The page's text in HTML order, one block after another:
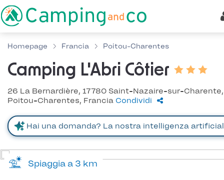
Homepage Francia Poitou-Charentes
Camping L'Abri Côtier
26 La Bernardière, 17780 Saint-Nazaire-sur-Charente,
Poitou-Charentes, Francia Condividi
Spiaggia a 3 km